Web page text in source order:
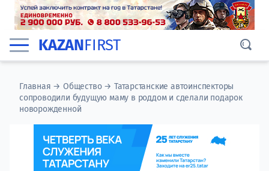
KAZANFIRST
Главная →Общество→ Татарстанские автоинспекторы
сопроводили будущую маму в роддом и сделали подарок
новорожденной